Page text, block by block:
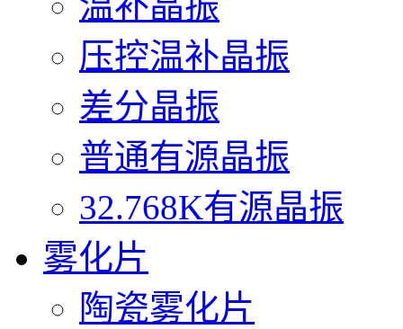
压控温补晶振
差分晶振
普通有源晶振
32.768K有源晶振
雾化片
陶瓷雾化片